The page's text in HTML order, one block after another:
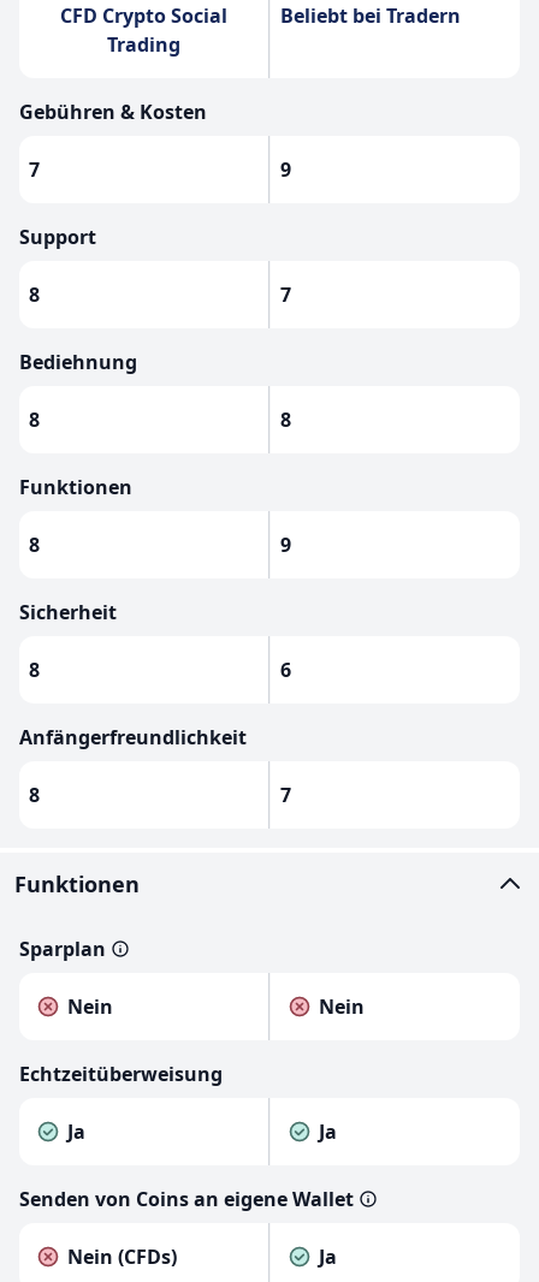
CFD Crypto Social
Trading
Beliebt bei Tradern
Gebühren & Kosten
7 9
Support
8 7
Bediehnung
8 8
Funktionen
8 9
Sicherheit
8 6
Anfängerfreundlichkeit
8 7
Funktionen
Sparplan
Nein Nein
Echtzeitüberweisung
Ja Ja
Senden von Coins an eigene Wallet
Nein (CFDs) Ja